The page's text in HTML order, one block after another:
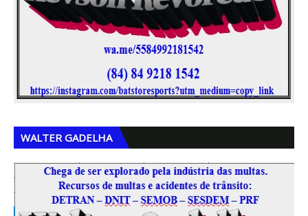
WALTER GADELHA